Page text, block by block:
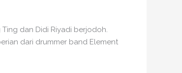
dan Didi Riyadi berjodoh.
dari drummer band Element